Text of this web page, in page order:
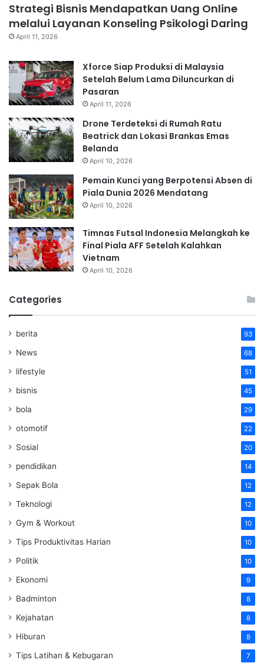
Strategi Bisnis Mendapatkan Uang Online
melalui Layanan Konseling Psikologi Daring
April 11, 2026
Xforce Siap Produksi di Malaysia
Setelah Belum Lama Diluncurkan di
Pasaran
April 11, 2026
Drone Terdeteksi di Rumah Ratu
Beatrick dan Lokasi Brankas Emas
Belanda
April 10, 2026
Pemain Kunci yang Berpotensi Absen di
Piala Dunia 2026 Mendatang
April 10, 2026
Timnas Futsal Indonesia Melangkah ke
Final Piala AFF Setelah Kalahkan
Vietnam
April 10, 2026
Categories
berita 93
News 68
lifestyle 51
bisnis 45
bola 29
otomotif 22
Sosial 20
pendidikan 14
Sepak Bola 12
Teknologi 12
Gym & Workout 10
Tips Produktivitas Harian 10
Politik 10
Ekonomi 9
Badminton 8
Kejahatan 8
Hiburan 8
Tips Latihan & Kebugaran 7